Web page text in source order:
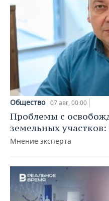
Общество 07 авг, 00:00
Проблемы с
земельных
Мнение эксперта